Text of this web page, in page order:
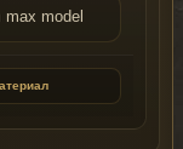
model